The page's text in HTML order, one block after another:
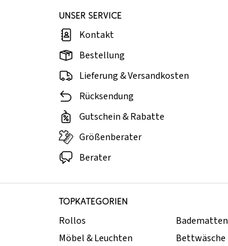
UNSER SERVICE
Kontakt
Bestellung
Lieferung & Versandkosten
Rücksendung
Gutschein & Rabatte
Größenberater
Berater
TOPKATEGORIEN
Rollos
Möbel & Leuchten
Badematten
Bettwäsche